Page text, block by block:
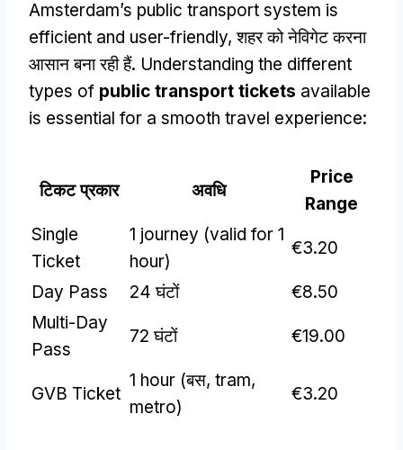
Amsterdam’s public transport system is
efficient and user-friendly, शहर को नेविगेट करना
आसान बना रही हैं. Understanding the different
types of public transport tickets available
is essential for a smooth travel experience:
टिकट प्रकार अवधि
Price
Range
Single
Ticket
1 journey (valid for 1
hour)
€3.20
Day Pass 24 घंटों
€8.50
Multi-Day
Pass
72 घंटों €19.00
GVB Ticket
1 hour (बस, tram,
metro)
€3.20